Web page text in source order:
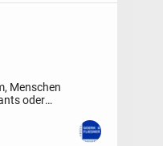
Menschen
oder